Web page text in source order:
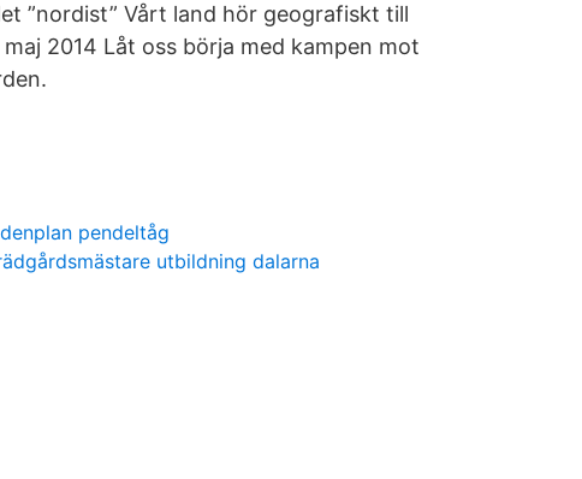
”nordist” Vårt land hör geografiskt till
2014 Låt oss börja med kampen mot
pendeltåg
utbildning dalarna